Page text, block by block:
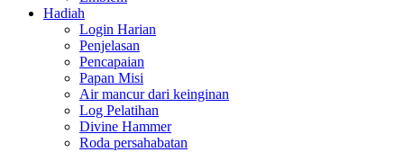
Hadiah
Login Harian
Penjelasan
Pencapaian
Papan Misi
Air mancur dari keinginan
Log Pelatihan
Divine Hammer
Roda persahabatan